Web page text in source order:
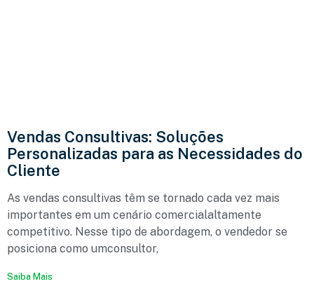
Vendas Consultivas: Soluções
Personalizadas para as Necessidades do
Cliente
As vendas consultivas têm se tornado cada vez mais
importantes em um cenário comercialaltamente
competitivo. Nesse tipo de abordagem, o vendedor se
posiciona como umconsultor,
Saiba Mais